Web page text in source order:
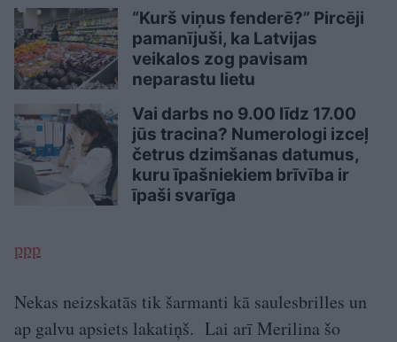
“Kurš viņus fenderē?” Pircēji
pamanījuši, ka Latvijas
veikalos zog pavisam
neparastu lietu
Vai darbs no 9.00 līdz 17.00
jūs tracina? Numerologi izceļ
četrus dzimšanas datumus,
kuru īpašniekiem brīvība ir
īpaši svarīga
ppp
Nekas neizskatās tik šarmanti kā saulesbrilles un
ap galvu apsiets lakatiņš. Lai arī Merilina šo